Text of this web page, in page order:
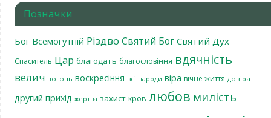
Позначки
Бог Всемогутній Різдво Святий Бог Святий Дух
Спаситель Цар благодать благословіння вдячність
велич вогонь воскресіння всі народи віра вічне життя довіра
другий прихід жертва захист кров любов милість